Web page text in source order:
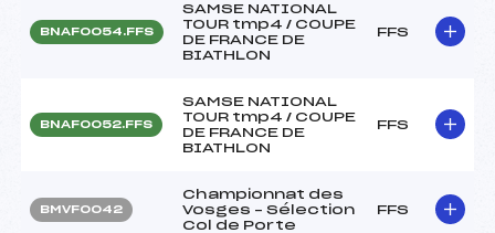
BNAF0054.FFS
SAMSE NATIONAL
TOUR tmp4 / COUPE
DE FRANCE DE
BIATHLON
FFS
BNAF0052.FFS
SAMSE NATIONAL
TOUR tmp4 / COUPE
DE FRANCE DE
BIATHLON
FFS
BMVF0042
Championnat des
Vosges – Sélection
Col de Porte
FFS